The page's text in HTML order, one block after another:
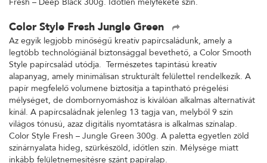
Color Style Fresh Jungle Green
Az egyik legjobb minőségű kreatív papírcsaládunk, amely a
legtöbb technológiánál biztonsággal bevethető, a Color Smooth
Style papírcsalád utódja. Természetes tapintású kreatív
alapanyag, amely minimálisan strukturált felülettel rendelkezik. A
papír megfelelő volumene biztosítja a tapintható prégelési
mélységet, de dombornyomáshoz is kiválóan alkalmas alternatívát
kínál. A papírcsaládnak jelenleg 13 tagja van, melyből 9 szín
világos tónusú, azaz digitális nyomtatásra is alkalmas színalap.
Color Style Fresh – Jungle Green 300g. A paletta egyetlen zöld
színárnyalata hideg, szürkészöld, időtlen szín. Mélysége miatt
inkább felületnemesítésre szánt papíralap.